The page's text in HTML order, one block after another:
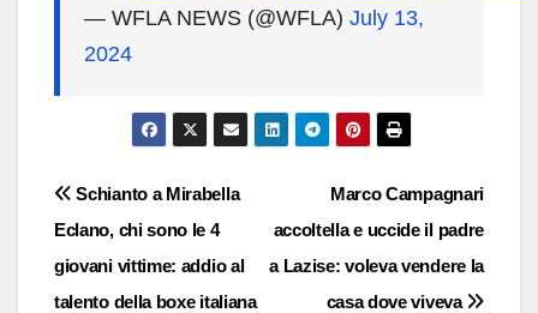
— WFLA NEWS (@WFLA) July 13,
2024
Navigazione
articoli
Marco Campagnari
accoltella e uccide il padre
a Lazise: voleva vendere la
casa dove viveva
Schianto a Mirabella
Eclano, chi sono le 4
giovani vittime: addio al
talento della boxe italiana